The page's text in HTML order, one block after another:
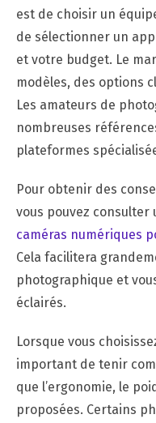
est de choisir un
de sélectionner un
et votre budget. Le
modèles, des options
Les amateurs de
nombreuses
plateformes
Pour obtenir des
vous pouvez consulter
caméras numériques
Cela facilitera
photographique et
éclairés.
Lorsque vous
important de tenir
que l’ergonomie, le
proposées. Certains